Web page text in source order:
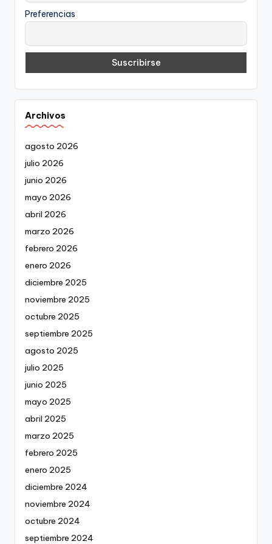
Preferencias
Archivos
agosto 2026
julio 2026
junio 2026
mayo 2026
abril 2026
marzo 2026
febrero 2026
enero 2026
diciembre 2025
noviembre 2025
octubre 2025
septiembre 2025
agosto 2025
julio 2025
junio 2025
mayo 2025
abril 2025
marzo 2025
febrero 2025
enero 2025
diciembre 2024
noviembre 2024
octubre 2024
septiembre 2024